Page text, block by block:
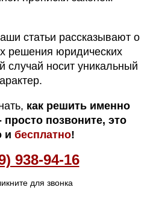
статьи рассказывают о
решения юридических
случай носит уникальный
как решить именно
позвоните, это
и бесплатно!
938-94-16
для звонка